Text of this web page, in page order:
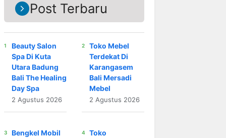
Post Terbaru
Beauty Salon
Spa Di Kuta
Utara Badung
Bali The Healing
Day Spa
2 Agustus 2026
Toko Mebel
Terdekat Di
Karangasem
Bali Mersadi
Mebel
2 Agustus 2026
Bengkel Mobil
Toko